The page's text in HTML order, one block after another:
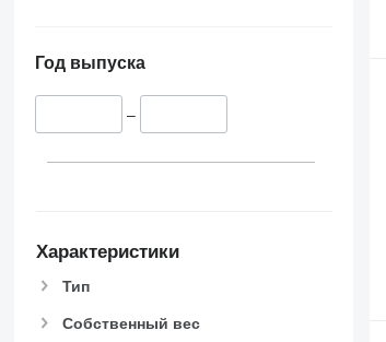
Год выпуска
–
Характеристики
Тип
Собственный вес